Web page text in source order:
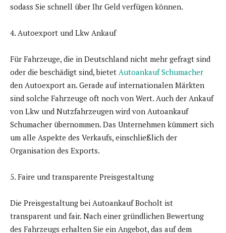
sodass Sie schnell über Ihr Geld verfügen können.
4. Autoexport und Lkw Ankauf
Für Fahrzeuge, die in Deutschland nicht mehr gefragt sind
oder die beschädigt sind, bietet Autoankauf Schumacher
den Autoexport an. Gerade auf internationalen Märkten
sind solche Fahrzeuge oft noch von Wert. Auch der Ankauf
von Lkw und Nutzfahrzeugen wird von Autoankauf
Schumacher übernommen. Das Unternehmen kümmert sich
um alle Aspekte des Verkaufs, einschließlich der
Organisation des Exports.
5. Faire und transparente Preisgestaltung
Die Preisgestaltung bei Autoankauf Bocholt ist
transparent und fair. Nach einer gründlichen Bewertung
des Fahrzeugs erhalten Sie ein Angebot, das auf dem